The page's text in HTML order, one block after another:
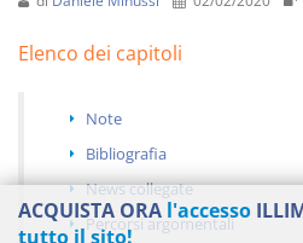
Elenco dei capitoli
Note
Bibliografia
News collegate
Percorsi argomentali
ACQUISTA ORA l'accesso
tutto il sito!